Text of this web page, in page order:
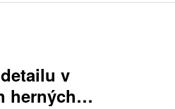
v
herných